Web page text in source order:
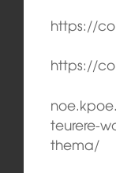
https://
https://
teurere-
thema/